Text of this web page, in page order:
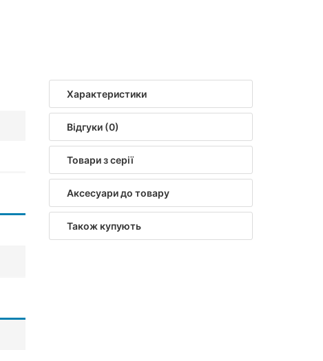
Характеристики
Відгуки (0)
Товари з серії
Аксесуари до товару
Також купують